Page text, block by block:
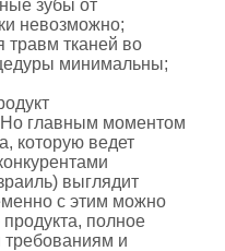
зубы от
невозможно;
травм тканей во
минимальны;
главным моментом
которую ведет
выглядит
с этим можно
полное
и